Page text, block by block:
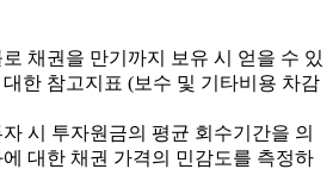
채권을 만기까지 보유 시 얻을 수 있
한 참고지표 (보수 및 기타비용 차감
시 투자원금의 평균 회수기간을 의
대한 채권 가격의 민감도를 측정하